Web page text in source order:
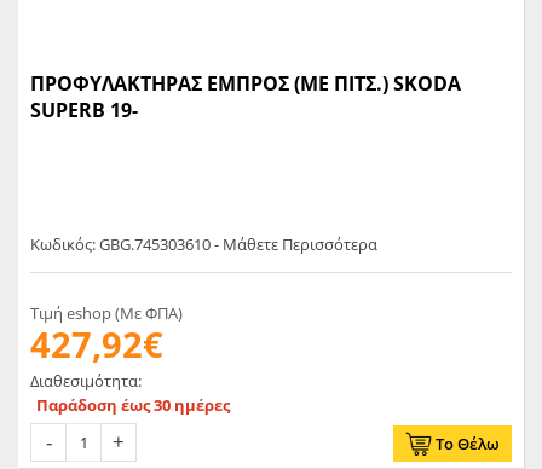
ΠΡΟΦΥΛΑΚΤΗΡΑΣ ΕΜΠΡΟΣ (ΜΕ ΠΙΤΣ.) SKODA
SUPERB 19-
Κωδικός: GBG.745303610 - Μάθετε Περισσότερα
Τιμή eshop (Με ΦΠΑ)
427,92€
Διαθεσιμότητα:
Παράδοση έως 30 ημέρες
Το Θέλω